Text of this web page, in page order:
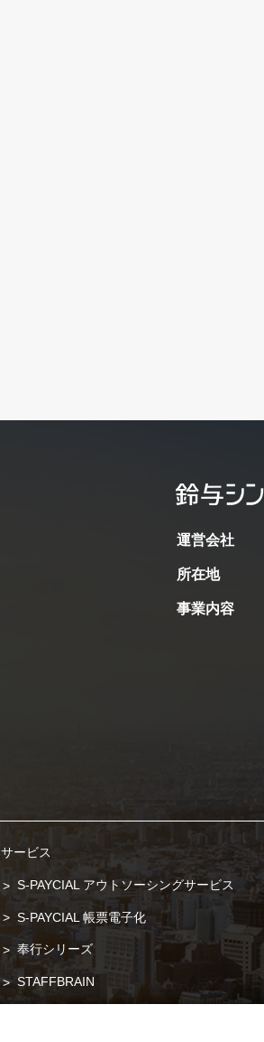
運営会社
所在地
事業内容
サービス
S-PAYCIAL アウトソーシングサービス
S-PAYCIAL 帳票電子化
奉行シリーズ
STAFFBRAIN